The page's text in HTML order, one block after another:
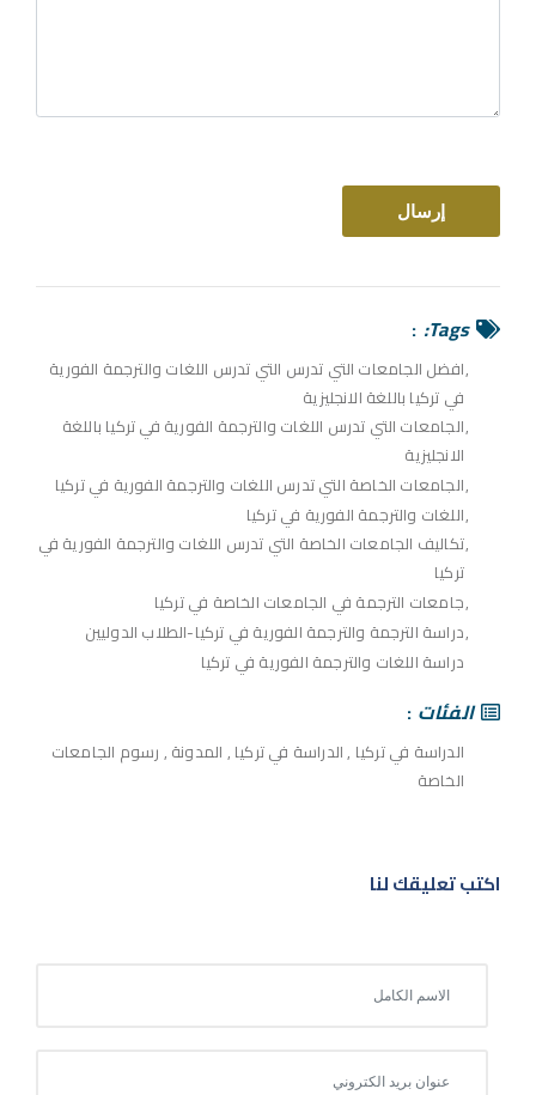
Tags:
افضل الجامعات التي تدرس التي تدرس اللغات والترجمة الفورية
في تركيا باللغة الانجليزية
الجامعات التي تدرس اللغات والترجمة الفورية في تركيا باللغة
الانجليزية
الجامعات الخاصة التي تدرس اللغات والترجمة الفورية في تركيا
اللغات والترجمة الفورية في تركيا
تكاليف الجامعات الخاصة التي تدرس اللغات والترجمة الفورية في
تركيا
جامعات الترجمة في الجامعات الخاصة في تركيا
دراسة الترجمة والترجمة الفورية في تركيا-الطلاب الدوليين
دراسة اللغات والترجمة الفورية في تركيا
الفئات
الدراسة في تركيا ,الدراسة في تركيا , المدونة , رسوم الجامعات
الخاصة
اكتب تعليقك لنا